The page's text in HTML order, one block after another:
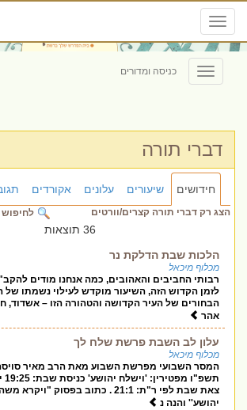
Toggle
navigation
Toggle
navigation
כניסה ומדורים
דברי תורה
חידושים שיעורים עלונים אקורדים
לחיפוש הצג רק דברי תורה קצרים/וורטים
36 תוצאות
הלכות שבת הדלקת נר
מכלוף מיכאל
רבותי החביבים והאהובים, כמה אנחנו מודים
לזמן הקדוש הזה, השיעור מוקדש לעילוי נשמתו של
הבחורים של העיר הקדושה והטהורה הזו – אשדוד,
אהר
עלון לב השבת פרשת שלח לך
מכלוף מיכאל
המסר השבועי מפרשת השבוע מאת הרב מאיר
צאת שבת לפי ר"ת: 21:1 . כתוב בפסוק
יהושע'' והנה נ